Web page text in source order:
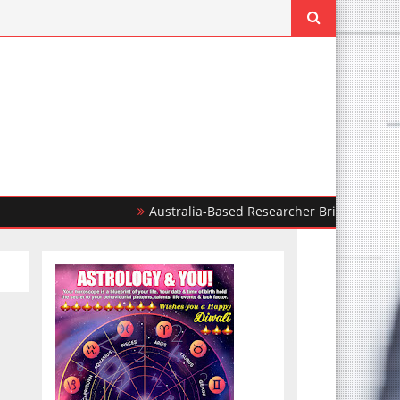
Australia-Based Researcher Brings